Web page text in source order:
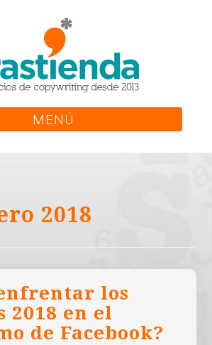
MENÚ
2018
los
2018 en el
de Facebook?